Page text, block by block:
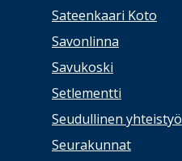
Sateenkaari Koto
Savonlinna
Savukoski
Setlementti
Seudullinen yhteistyö
Seurakunnat